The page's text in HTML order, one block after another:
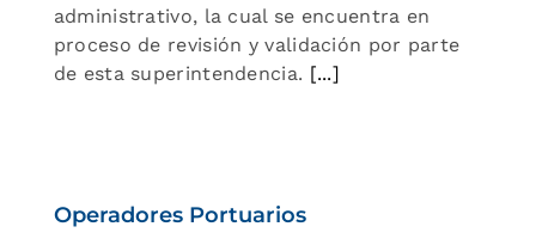
administrativo, la cual se encuentra en
proceso de revisión y validación por parte
de esta superintendencia. [...]
Operadores Portuarios